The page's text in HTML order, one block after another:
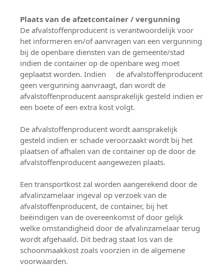
Plaats van de afzetcontainer / vergunning
De afvalstoffenproducent is verantwoordelijk voor
het informeren en/of aanvragen van een vergunning
bij de openbare diensten van de gemeente/stad
indien de container op de openbare weg moet
geplaatst worden. Indien de afvalstoffenproducent
geen vergunning aanvraagt, dan wordt de
afvalstoffenproducent aansprakelijk gesteld indien er
een boete of een extra kost volgt.
De afvalstoffenproducent wordt aansprakelijk
gesteld indien er schade veroorzaakt wordt bij het
plaatsen of afhalen van de container op de door de
afvalstoffenproducent aangewezen plaats.
Een transportkost zal worden aangerekend door de
afvalinzamelaar ingeval op verzoek van de
afvalstoffenproducent, de container, bij het
beëindigen van de overeenkomst of door gelijk
welke omstandigheid door de afvalinzamelaar terug
wordt afgehaald. Dit bedrag staat los van de
schoonmaakkost zoals voorzien in de algemene
voorwaarden.